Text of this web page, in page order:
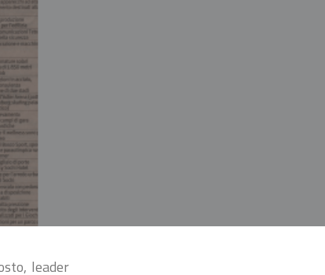
leader